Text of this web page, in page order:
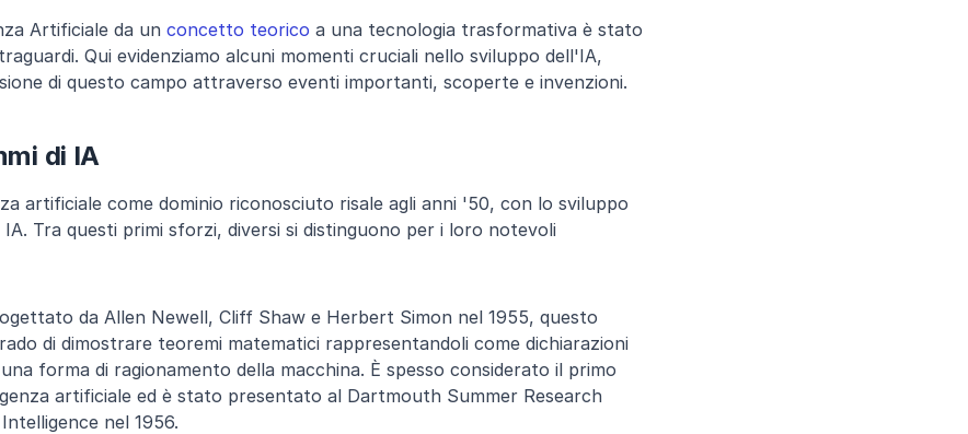
Artificiale da un concetto teorico a una tecnologia trasformativa è stato
Qui evidenziamo alcuni momenti cruciali nello sviluppo dell'IA,
di questo campo attraverso eventi importanti, scoperte e invenzioni.
di IA
artificiale come dominio riconosciuto risale agli anni '50, con lo sviluppo
IA. Tra questi primi sforzi, diversi si distinguono per i loro notevoli
da Allen Newell, Cliff Shaw e Herbert Simon nel 1955, questo
di dimostrare teoremi matematici rappresentandoli come dichiarazioni
forma di ragionamento della macchina. È spesso considerato il primo
artificiale ed è stato presentato al Dartmouth Summer Research
nel 1956.